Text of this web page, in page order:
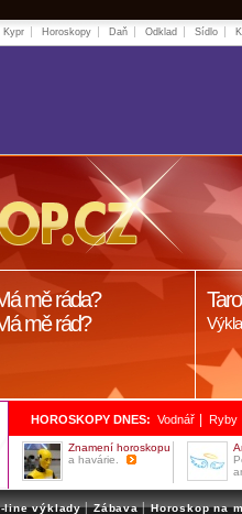
Kypr Horoskopy Daň Odklad Sídlo
mě ráda?
mě rád?
HOROSKOPY DNES: Vodnář Ryby
Znamení horoskopu
a havárie.
line výklady | Zábava | Horoskop na